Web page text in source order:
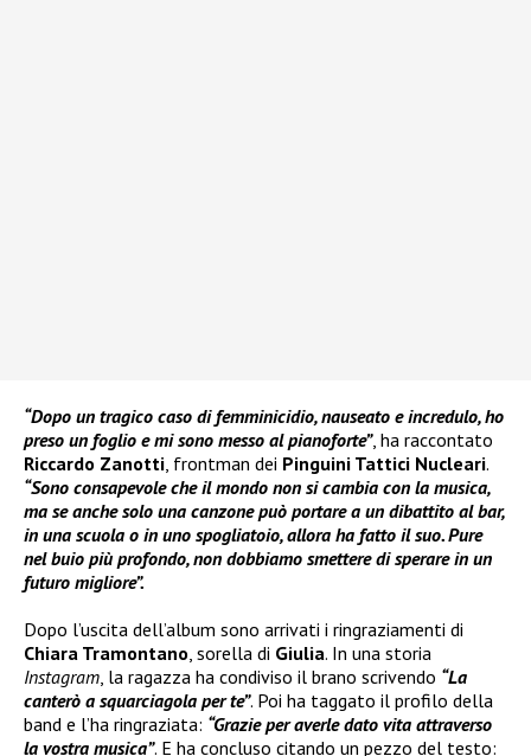
“Dopo un tragico caso di femminicidio, nauseato e incredulo, ho
preso un foglio e mi sono messo al pianoforte”, ha raccontato
Riccardo Zanotti , frontman dei Pinguini Tattici Nucleari.
“Sono consapevole che il mondo non si cambia con la musica,
ma se anche solo una canzone può portare a un dibattito al bar,
in una scuola o in uno spogliatoio, allora ha fatto il suo. Pure
nel buio più profondo, non dobbiamo smettere di sperare in un
futuro migliore”.
Dopo l’uscita dell’album sono arrivati i ringraziamenti di
Chiara Tramontano , sorella di Giulia. In una storia
Instagram , la ragazza ha condiviso il brano scrivendo “La
canterò a squarciagola per te”. Poi ha taggato il profilo della
band e l’ha ringraziata: “Grazie per averle dato vita attraverso
la vostra musica”. E ha concluso citando un pezzo del testo: